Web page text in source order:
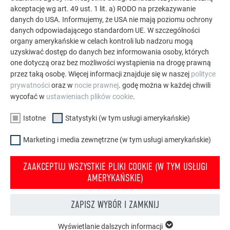
aluminiowymi rozwiązaniami PREFA na dachy, systemy
solarne i elewacje.
ZOBACZ WIĘCEJ REFERENCJI
akceptację wg art. 49 ust. 1 lit. a) RODO na przekazywanie
danych do USA. Informujemy, że USA nie mają poziomu ochrony
danych odpowiadającego standardom UE. W szczególności
organy amerykańskie w celach kontroli lub nadzoru mogą
uzyskiwać dostęp do danych bez informowania osoby, których
one dotyczą oraz bez możliwości wystąpienia na drogę prawną
przez taką osobę. Więcej informacji znajduje się w naszej polityce
prywatnościoraz w nocie prawnej. godę można w każdej chwili
wycofać w ustawieniach plików cookie.
Istotne Statystyki (w tym usługi amerykańskie)
Marketing i media zewnętrzne (w tym usługi amerykańskie)
ZAAKCEPTUJ WSZYSTKIE PLIKI COOKIE (W TYM USŁUGI
AMERYKAŃSKIE)
ZAPISZ WYBÓR I ZAMKNIJ
Wyświetlanie dalszych informacji